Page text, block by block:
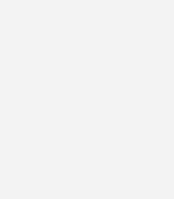
ich damit einverstanden, über
zu werden. Diese
und eine Abmeldung ist
mit Daten finden Sie